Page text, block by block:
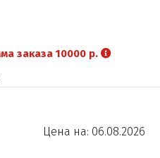
заказа 10000 р.
Цена на: 06.08.2026